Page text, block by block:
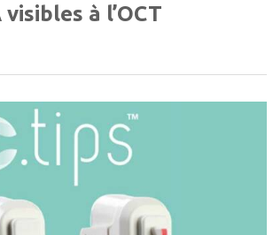
à l’OCT